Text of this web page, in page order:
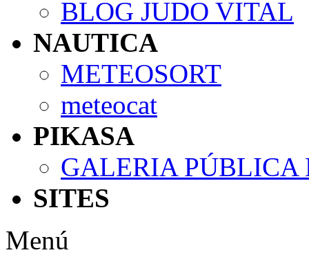
BLOG JUDO VITAL
NAUTICA
METEOSORT
meteocat
PIKASA
GALERIA PÚBLICA
SITES
Menú